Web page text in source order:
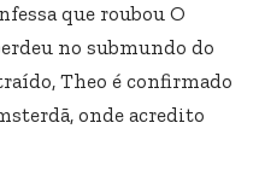
que roubou O
no submundo do
Theo é confirmado
onde acredito